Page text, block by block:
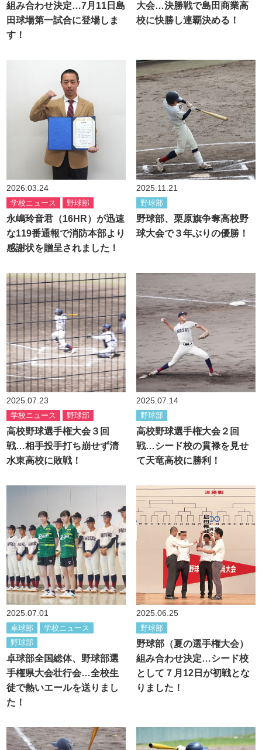
組み合わせ決定…7月11日島
田球場第一試合に登場しま
す！
大会…決勝戦で島田商業高
校に快勝し連覇決める！
2026.03.24
学校ニュース 野球部
永嶋玲音君（16HR）が迅速
な119番通報で消防本部より
感謝状を贈呈されました！
2025.11.21
野球部
野球部、栗原旗争奪高校野
球大会で３年ぶりの優勝！
2025.07.23
学校ニュース 野球部
高校野球選手権大会３回
戦…相手投手打ち崩せず清
水東高校に敗戦！
2025.07.14
野球部
高校野球選手権大会２回
戦…シード校の貫禄を見せ
て天竜高校に勝利！
2025.07.01
卓球部
学校ニュース
野球部
卓球部全国総体、野球部選
手権県大会壮行会…全校生
徒で熱いエールを送りまし
た！
2025.06.25
野球部
野球部（夏の選手権大会）
組み合わせ決定…シード校
として７月12日が初戦とな
りました！